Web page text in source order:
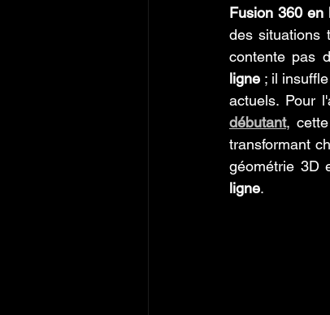
Fusion 360 en
des situations
contente pas
ligne ; il
actuels. Pour
débutant,
transformant
géométrie 3D
ligne.